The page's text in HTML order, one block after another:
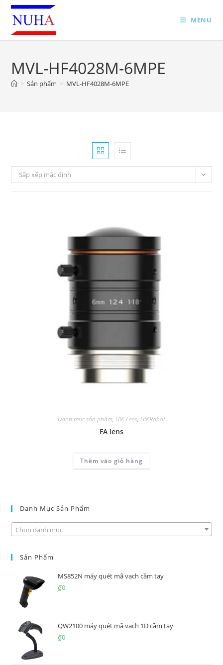
Skip
content
MENU
MVL-HF4028M-6MPE
> Sản phẩm > MVL-HF4028M-6MPE
Sắp xếp mặc định
Danh mục sản phẩm, HIK Lens, HIKRobot
FA lens
Thêm vào giỏ hàng
Danh Mục Sản Phẩm
Chọn danh mục
Sản Phẩm
MS852N máy quét mã vạch cầm tay
₫0
QW2100 máy quét mã vạch 1D cầm tay
₫0